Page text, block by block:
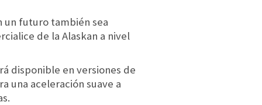
un futuro también sea
de la Alaskan a nivel
disponible en versiones de
una aceleración suave a